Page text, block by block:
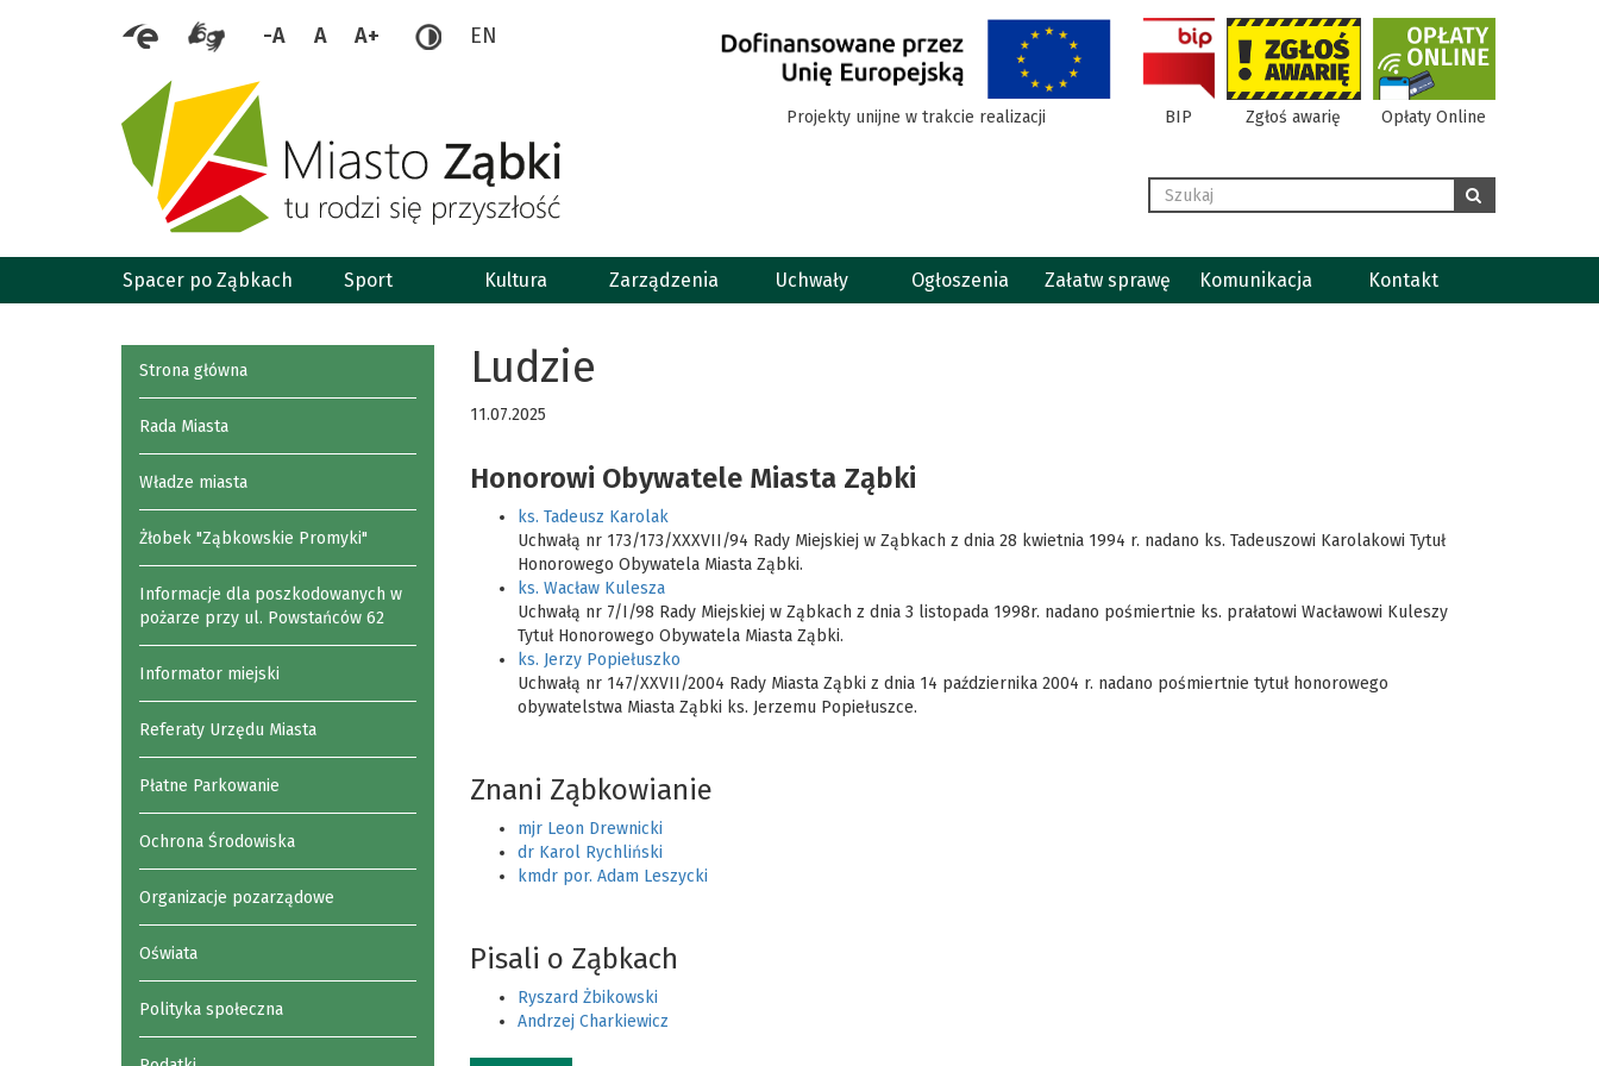
-A A A+ EN
Projekty unijne w trakcie realizacji BIP Zgłoś awarię Opłaty Online
Wyszukaj szukaj
Spacer po Ząbkach Sport Kultura Zarządzenia Uchwały Ogłoszenia Załatw sprawę Komunikacja Kontakt
Strona główna
Rada Miasta
Władze miasta
Żłobek "Ząbkowskie Promyki"
Informacje dla poszkodowanych w
pożarze przy ul. Powstańców 62
Informator miejski
Referaty Urzędu Miasta
Płatne Parkowanie
Ochrona Środowiska
Organizacje pozarządowe
Oświata
Polityka społeczna
Ludzie
11.07.2025
Honorowi Obywatele Miasta Ząbki
ks. Tadeusz Karolak
Uchwałą nr 173/173/XXXVII/94 Rady Miejskiej w Ząbkach z dnia 28 kwietnia 1994 r. nadano ks. Tadeuszowi Karolakowi Tytuł
Honorowego Obywatela Miasta Ząbki.
ks. Wacław Kulesza
Uchwałą nr 7/I/98 Rady Miejskiej w Ząbkach z dnia 3 listopada 1998r. nadano pośmiertnie ks. prałatowi Wacławowi Kuleszy
Tytuł Honorowego Obywatela Miasta Ząbki.
ks. Jerzy Popiełuszko
Uchwałą nr 147/XXVII/2004 Rady Miasta Ząbki z dnia 14 października 2004 r. nadano pośmiertnie tytuł honorowego
obywatelstwa Miasta Ząbki ks. Jerzemu Popiełuszce.
Znani Ząbkowianie
mjr Leon Drewnicki
dr Karol Rychliński
kmdr por. Adam Leszycki
Pisali o Ząbkach
Ryszard Żbikowski
Andrzej Charkiewicz